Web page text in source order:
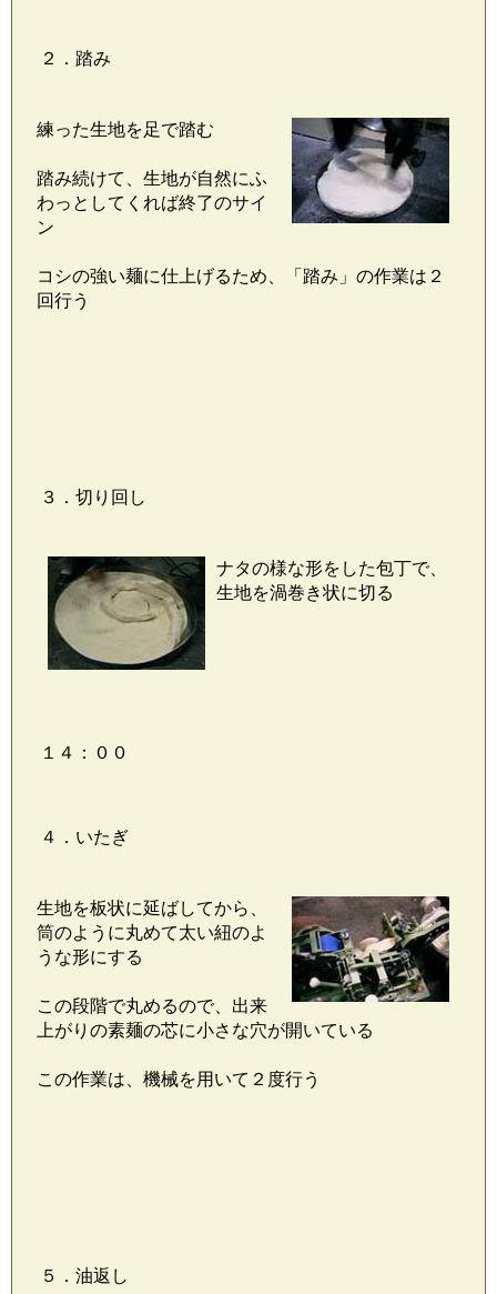
２．踏み
練った生地を足で踏む
踏み続けて、生地が自然にふ
わっとしてくれば終了のサイ
ン
コシの強い麺に仕上げるため、「踏み」の作業は２
回行う
３．切り回し
ナタの様な形をした包丁で、
生地を渦巻き状に切る
１４：００
４．いたぎ
生地を板状に延ばしてから、
筒のように丸めて太い紐のよ
うな形にする
この段階で丸めるので、出来
上がりの素麺の芯に小さな穴が開いている
この作業は、機械を用いて２度行う
５．油返し